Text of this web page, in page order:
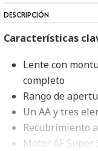
DESCRIPCIÓN
Características
Lente con
completo
Rango de
Un AA y tres
Recubrimiento
Motor AF Super